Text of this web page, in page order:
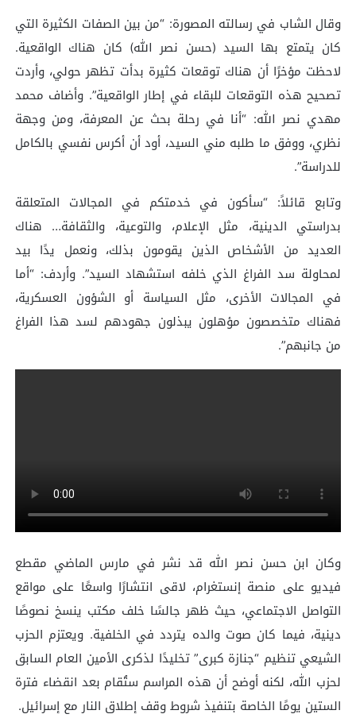
وقال الشاب في رسالته المصورة: “من بين الصفات الكثيرة التي
كان يتمتع بها السيد (حسن نصر الله) كان هناك الواقعية.
لاحظت مؤخرًا أن هناك توقعات كثيرة بدأت تظهر حولي، وأردت
تصحيح هذه التوقعات للبقاء في إطار الواقعية”. وأضاف محمد
مهدي نصر الله: “أنا في رحلة بحث عن المعرفة، ومن وجهة
نظري، ووفق ما طلبه مني السيد، أود أن أكرس نفسي بالكامل
للدراسة”.
وتابع قائلاً: “سأكون في خدمتكم في المجالات المتعلقة
بدراستي الدينية، مثل الإعلام، والتوعية، والثقافة… هناك
العديد من الأشخاص الذين يقومون بذلك، ونعمل يدًا بيد
لمحاولة سد الفراغ الذي خلفه استشهاد السيد”. وأردف: “أما
في المجالات الأخرى، مثل السياسة أو الشؤون العسكرية،
فهناك متخصصون مؤهلون يبذلون جهودهم لسد هذا الفراغ
من جانبهم”.
وكان ابن حسن نصر الله قد نشر في مارس الماضي مقطع
فيديو على منصة إنستغرام، لاقى انتشارًا واسعًا على مواقع
التواصل الاجتماعي، حيث ظهر جالسًا خلف مكتب ينسخ نصوصًا
دينية، فيما كان صوت والده يتردد في الخلفية. ويعتزم الحزب
الشيعي تنظيم “جنازة كبرى” تخليدًا لذكرى الأمين العام السابق
لحزب الله، لكنه أوضح أن هذه المراسم ستُقام بعد انقضاء فترة
الستين يومًا الخاصة بتنفيذ شروط وقف إطلاق النار مع إسرائيل.